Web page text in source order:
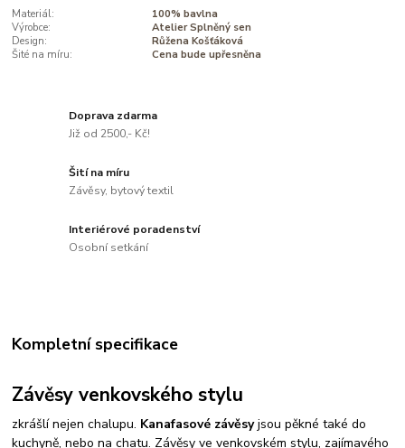
Materiál:
100% bavlna
Výrobce:
Atelier Splněný sen
Design:
Růžena Košťáková
Šité na míru:
Cena bude upřesněna
Doprava zdarma
Již od 2500,- Kč!
Šití na míru
Závěsy, bytový textil
Interiérové poradenství
Osobní setkání
Kompletní specifikace
Závěsy venkovského stylu
zkrášlí nejen chalupu. Kanafasové závěsyjsou pěkné také do
kuchyně, nebo na chatu. Závěsy ve venkovském stylu, zajímavého